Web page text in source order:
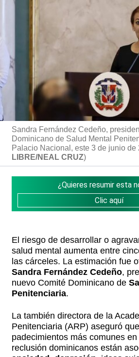
Sandra Fernández Cedeño,
Dominicano de Salud Mental
Palacio Nacional, este 3 de junio de
LIBRE/NEAL CRUZ)
¿Quieres resumir esta
Clic aquí
El riesgo de desarrollar o
salud mental aumenta entre
las cárceles. La estimación fue
Sandra Fernández Cedeño,
nuevo Comité Dominicano de
Penitenciaria.
La también directora de la
Penitenciaria (ARP) aseguró
padecimientos más comunes
reclusión dominicanos están